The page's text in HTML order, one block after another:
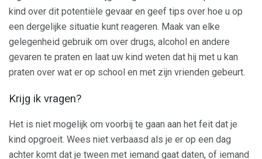
kind over dit potentiële gevaar en geef tips over hoe u op
een dergelijke situatie kunt reageren. Maak van elke
gelegenheid gebruik om over drugs, alcohol en andere
gevaren te praten en laat uw kind weten dat hij met u kan
praten over wat er op school en met zijn vrienden gebeurt.
Krijg ik vragen?
Het is niet mogelijk om voorbij te gaan aan het feit dat je
kind opgroeit. Wees niet verbaasd als je er op een dag
achter komt dat je tween met iemand gaat daten, of iemand